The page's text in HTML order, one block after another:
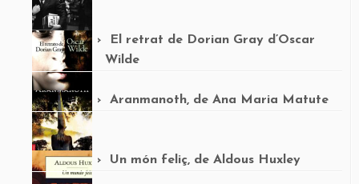
El retrat de Dorian Gray d’Oscar
Wilde
Aranmanoth, de Ana Maria Matute
Un món feliç, de Aldous Huxley